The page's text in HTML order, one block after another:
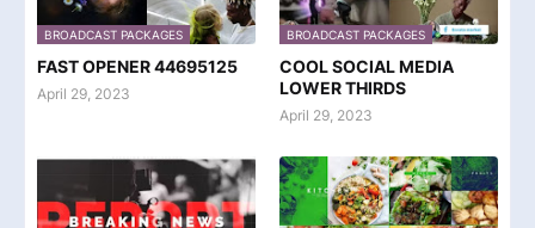
BROADCAST PACKAGES
FAST OPENER 44695125
April 29, 2023
BROADCAST PACKAGES
COOL SOCIAL MEDIA
LOWER THIRDS
April 29, 2023